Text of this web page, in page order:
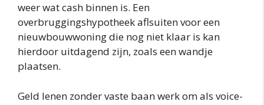
weer wat cash binnen is. Een
overbruggingshypotheek aflsuiten voor een
nieuwbouwwoning die nog niet klaar is kan
hierdoor uitdagend zijn, zoals een wandje
plaatsen.
Geld lenen zonder vaste baan werk om als voice-